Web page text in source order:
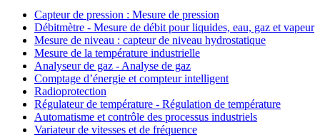
Capteur de pression : Mesure de pression
Débitmètre - Mesure de débit pour liquides, eau, gaz et vapeur
Mesure de niveau : capteur de niveau hydrostatique
Mesure de la température industrielle
Analyseur de gaz - Analyse de gaz
Comptage d’énergie et compteur intelligent
Radioprotection
Régulateur de température - Régulation de température
Automatisme et contrôle des processus industriels
Variateur de vitesses et de fréquence